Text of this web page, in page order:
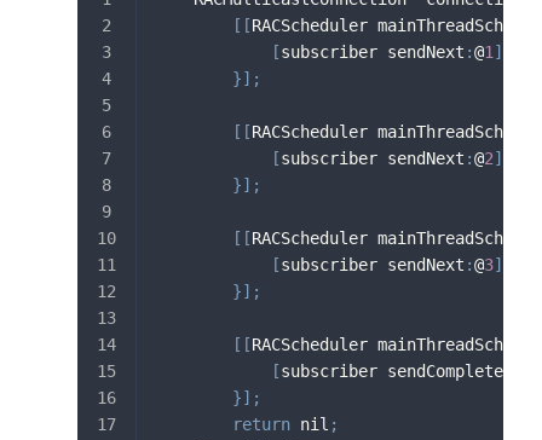
[ [RACScheduler
[subscriber sendNext :@1 ]
}] ;
[ [RACScheduler
[subscriber sendNext :@2]
}] ;
[ [RACScheduler
[subscriber sendNext :@3]
}] ;
[ [RACScheduler
[subscriber sendCompleted
}] ;
return nil ;